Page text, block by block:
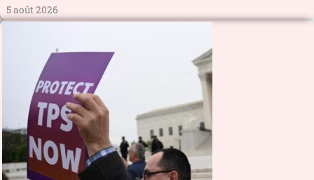
5 août 2026